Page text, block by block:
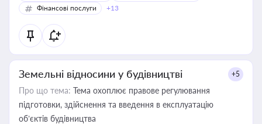
Фінансові послуги
+13
Земельні відносини у будівництві +5
Про що тема: Тема охоплює правове регулювання
підготовки, здійснення та введення в експлуатацію
об’єктів будівництва